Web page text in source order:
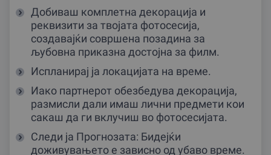
Добиваш комплетна декорација и
реквизити за твојата фотосесија,
создавајќи совршена позадина за
љубовна приказна достојна за филм.
Испланирај ја локацијата на време.
Иако партнерот обезбедува декорација,
размисли дали имаш лични предмети кои
сакаш да ги вклучиш во фотосесијата.
Следи ја Прогнозата: Бидејќи
доживувањето е зависно од убаво време.